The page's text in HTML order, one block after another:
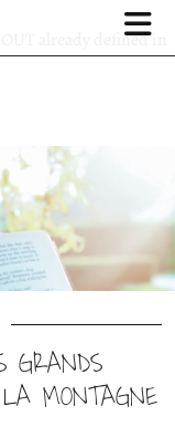
already defined in
GRANDS
LA MONTAGNE